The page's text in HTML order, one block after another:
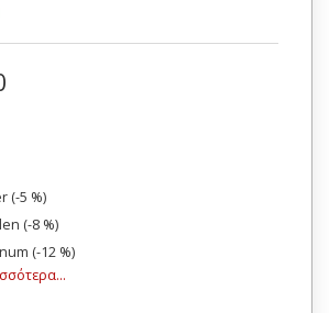
(-5 %)
(-8 %)
(-12 %)